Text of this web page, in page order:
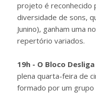
projeto é reconhecido
diversidade de sons,
Junino), ganham uma
repertório variados.
19h - O Bloco
plena quarta-feira de
formado por um